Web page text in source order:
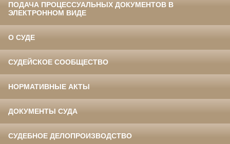
ПОДАЧА ПРОЦЕССУАЛЬНЫХ ДОКУМЕНТОВ В
ЭЛЕКТРОННОМ ВИДЕ
О СУДЕ
СУДЕЙСКОЕ СООБЩЕСТВО
НОРМАТИВНЫЕ АКТЫ
ДОКУМЕНТЫ СУДА
СУДЕБНОЕ ДЕЛОПРОИЗВОДСТВО